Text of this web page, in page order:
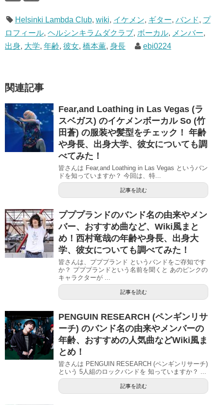
Helsinki Lambda Club, wiki, イケメン, ギター, バンド, プ
ロフィール, ヘルシンキラムダクラブ, ボーカル, メンバー,
出身, 大学, 年齢, 彼女, 橋本薫, 身長 ebi0224
関連記事
Fear,and Loathing in Las Vegas (ラ
スベガス) のイケメンボーカル So (竹
田蒼) の服装や髪型をチェック！ 年齢
や身長、出身大学、彼女についても調
べてみた！
皆さんは Fear,and Loathing in Las Vegas というバン
ドを知っていますか？ 今回は、特...
記事を読む
プププランドのバンド名の由来やメン
バー、おすすめ曲など、Wiki風まと
め！西村竜哉の年齢や身長、出身大
学、彼女についても調べてみた！
皆さんは、プププランド というバンドをご存知です
か？ プププランドという名前を聞くと あのピンクの
キャラクターが ...
記事を読む
PENGUIN RESEARCH (ペンギンリサ
ーチ) のバンド名の由来やメンバーの
年齢、おすすめの人気曲などWiki風ま
とめ！
皆さんは PENGUIN RESEARCH (ペンギンリサーチ)
という 5人組のロックバンドを 知っていますか？ ...
記事を読む